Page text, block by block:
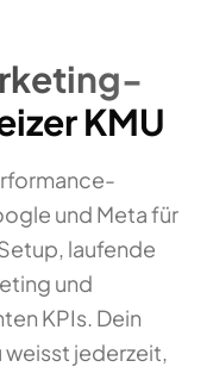
KMU
und Meta für
laufende
und
KPIs. Dein
jederzeit,